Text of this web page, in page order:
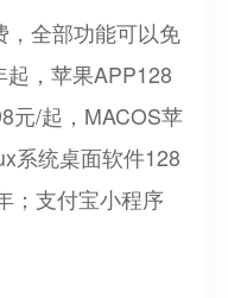
，全部功能可以免
，苹果APP128
元/起，MACOS苹
系统桌面软件128
；支付宝小程序